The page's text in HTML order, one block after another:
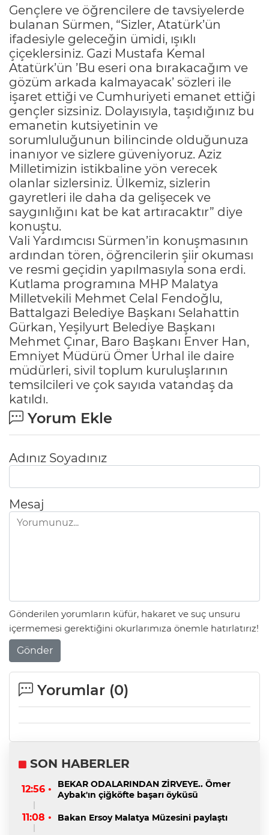
Gençlere ve öğrencilere de tavsiyelerde
bulanan Sürmen, “Sizler, Atatürk’ün
ifadesiyle geleceğin ümidi, ışıklı
çiçeklersiniz. Gazi Mustafa Kemal
Atatürk’ün ’Bu eseri ona bırakacağım ve
gözüm arkada kalmayacak’ sözleri ile
işaret ettiği ve Cumhuriyeti emanet ettiği
gençler sizsiniz. Dolayısıyla, taşıdığınız bu
emanetin kutsiyetinin ve
sorumluluğunun bilincinde olduğunuza
inanıyor ve sizlere güveniyoruz. Aziz
Milletimizin istikbaline yön verecek
olanlar sizlersiniz. Ülkemiz, sizlerin
gayretleri ile daha da gelişecek ve
saygınlığını kat be kat artıracaktır” diye
konuştu.
Vali Yardımcısı Sürmen’in konuşmasının
ardından tören, öğrencilerin şiir okuması
ve resmi geçidin yapılmasıyla sona erdi.
Kutlama programına MHP Malatya
Milletvekili Mehmet Celal Fendoğlu,
Battalgazi Belediye Başkanı Selahattin
Gürkan, Yeşilyurt Belediye Başkanı
Mehmet Çınar, Baro Başkanı Enver Han,
Emniyet Müdürü Ömer Urhal ile daire
müdürleri, sivil toplum kuruluşlarının
temsilcileri ve çok sayıda vatandaş da
katıldı.
Yorum Ekle
Adınız Soyadınız
Mesaj
Gönderilen yorumların küfür, hakaret ve suç unsuru
içermemesi gerektiğini okurlarımıza önemle hatırlatırız!
Gönder
Yorumlar (0)
SON HABERLER
12:56 •
BEKAR ODALARINDAN ZİRVEYE.. Ömer
Aybak'ın çiğköfte başarı öyküsü
11:08 • Bakan Ersoy Malatya Müzesini paylaştı